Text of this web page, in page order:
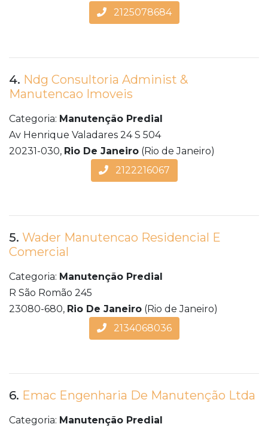
2125078684
4. Ndg Consultoria Administ &
Manutencao Imoveis
Categoria: Manutenção Predial
Av Henrique Valadares 24 S 504
20231-030, Rio De Janeiro (Rio de Janeiro)
2122216067
5. Wader Manutencao Residencial E
Comercial
Categoria: Manutenção Predial
R São Romão 245
23080-680, Rio De Janeiro (Rio de Janeiro)
2134068036
6. Emac Engenharia De Manutenção Ltda
Categoria: Manutenção Predial